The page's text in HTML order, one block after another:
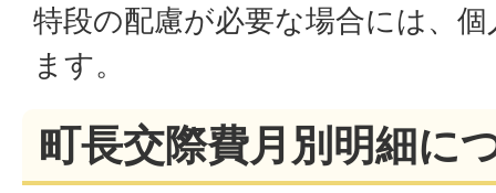
特段の配慮が必要な場合には、
ます。
町長交際費月別明細に